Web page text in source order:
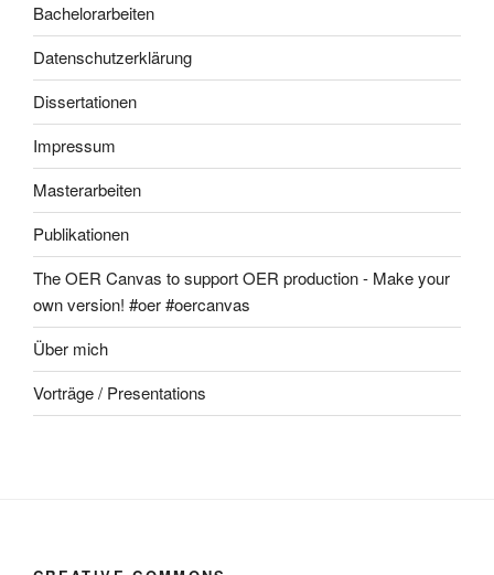
Bachelorarbeiten
Datenschutzerklärung
Dissertationen
Impressum
Masterarbeiten
Publikationen
The OER Canvas to support OER production - Make your
own version! #oer #oercanvas
Über mich
Vorträge / Presentations